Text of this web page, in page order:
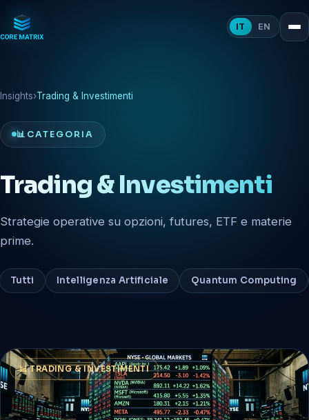
IT EN
Insights›Trading & Investimenti
📊 CATEGORIA
Trading & Investimenti
Strategie operative su opzioni, futures, ETF e materie
prime.
Tutti Intelligenza Artificiale Quantum Computing
📊 TRADING & INVESTIMENTI